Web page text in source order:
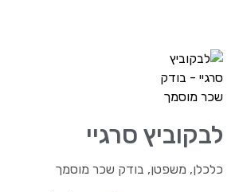
לבקוביץ סרגיי
כלכלן, משפטן, בודק שכר מוסמך